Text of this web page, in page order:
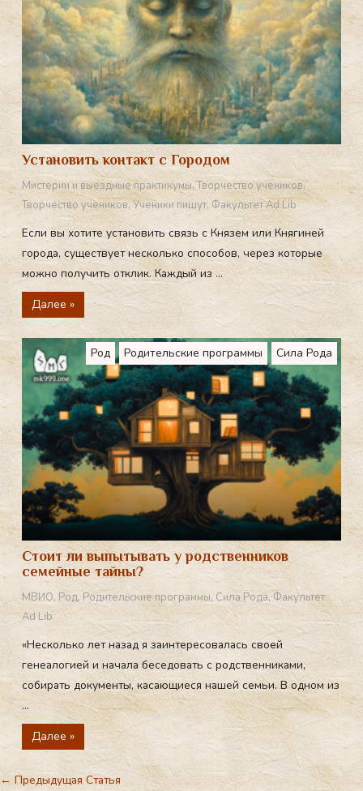
Установить контакт с Городом
Мистерии и выездные практикумы,Творчество учеников,
Творчество учеников,Ученики пишут, Факультет Ad Lib
Если вы хотите установить связь с Князем или Княгиней
города, существует несколько способов, через которые
можно получить отклик. Каждый из ...
Далее »
Род Родительские программы Сила Рода
Стоит ли выпытывать у родственников
семейные тайны?
МВИО,Род,Родительские программы,Сила Рода,Факультет
Ad Lib
«Несколько лет назад я заинтересовалась своей
генеалогией и начала беседовать с родственниками,
собирать документы, касающиеся нашей семьи. В одном из
...
Далее »
←Предыдущая Статья